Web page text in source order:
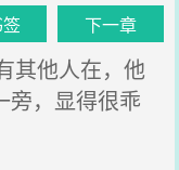
下一章
其他人在，他
旁，显得很乖